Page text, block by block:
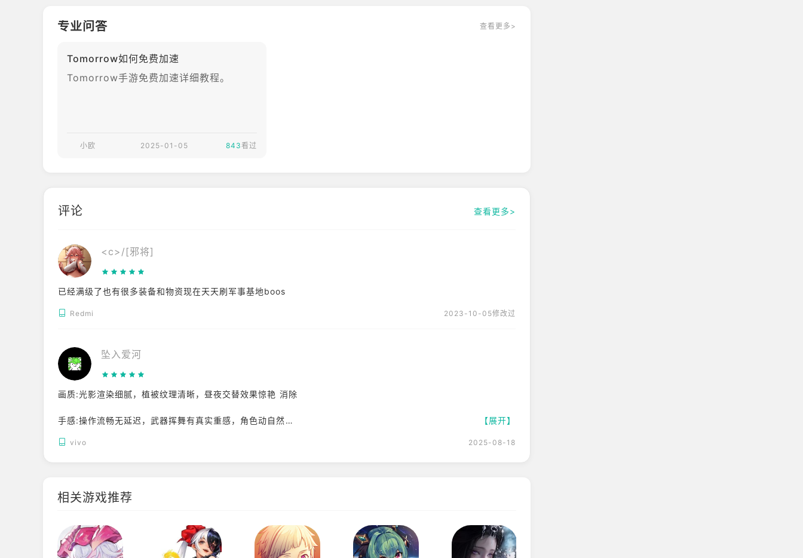
专业问答 查看更多>
Tomorrow如何免费加速
Tomorrow手游免费加速详细教程。
小欧 2025-01-05 843看过
评论 查看更多>
<c>/[邪将]
已经满级了也有很多装备和物资现在天天刷军事基地boos
Redmi 2023-10-05修改过
坠入爱河
画质:光影渲染细腻，植被纹理清晰，昼夜交替效果惊艳 消除
手感:操作流畅无延迟，武器挥舞有真实重感，角色动自然
音效:环境音层次丰富，怪物嘶吼真他宝贝得带劲真，武器射击音效震撼
【展开】
vivo 2025-08-18
相关游戏推荐